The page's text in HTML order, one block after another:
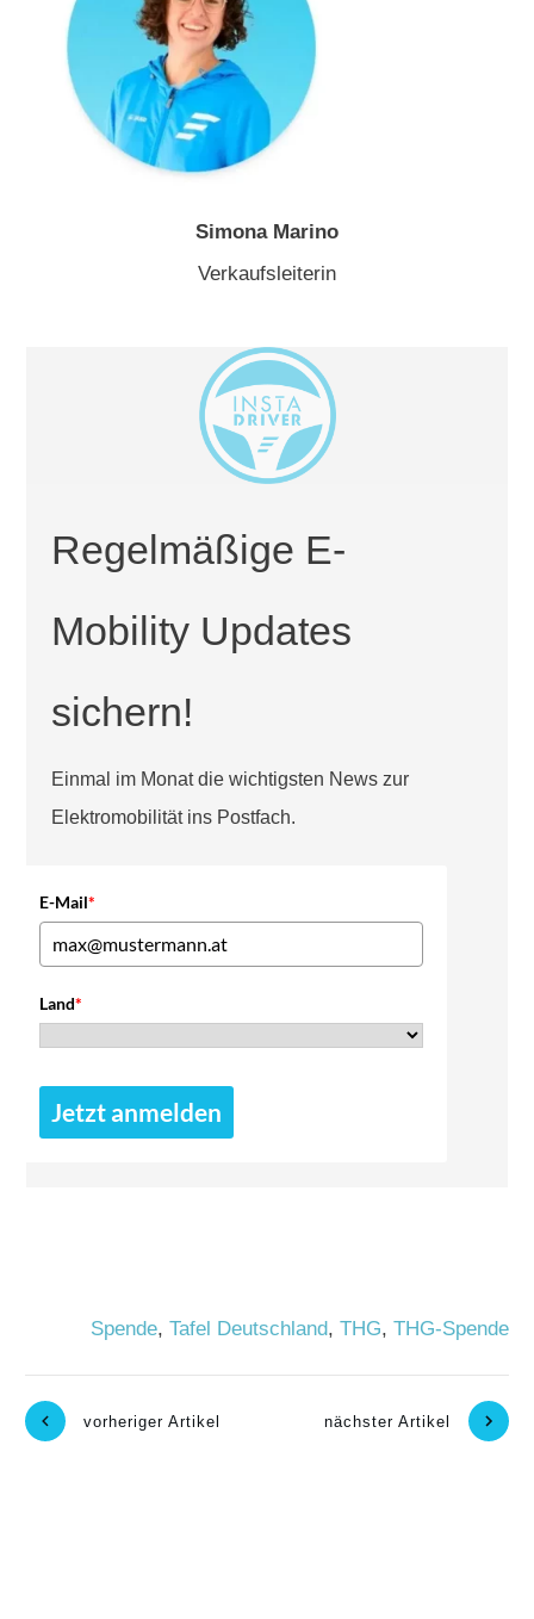
Simona Marino
Verkaufsleiterin
Regelmäßige E-
Mobility Updates
sichern!
Einmal im Monat die wichtigsten News zur
Elektromobilität ins Postfach.
E-Mail*
Land*
Jetzt anmelden
Spende, Tafel Deutschland, THG, THG-Spende
vorheriger Artikel nächster Artikel